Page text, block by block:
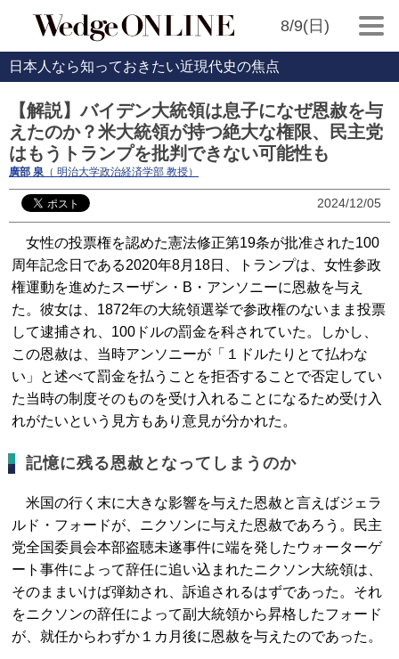
8/9(日)
日本人なら知っておきたい近現代史の焦点
【解説】バイデン大統領は息子になぜ恩赦を与
えたのか？米大統領が持つ絶大な権限、民主党
はもうトランプを批判できない可能性も
廣部 泉 （ 明治大学政治経済学部 教授）
2024/12/05
女性の投票権を認めた憲法修正第19条が批准された100
周年記念日である2020年8月18日、トランプは、女性参政
権運動を進めたスーザン・B・アンソニーに恩赦を与え
た。彼女は、1872年の大統領選挙で参政権のないまま投票
して逮捕され、100ドルの罰金を科されていた。しかし、
この恩赦は、当時アンソニーが「１ドルたりとて払わな
い」と述べて罰金を払うことを拒否することで否定してい
た当時の制度そのものを受け入れることになるため受け入
れがたいという見方もあり意見が分かれた。
記憶に残る恩赦となってしまうのか
米国の行く末に大きな影響を与えた恩赦と言えばジェラ
ルド・フォードが、ニクソンに与えた恩赦であろう。民主
党全国委員会本部盗聴未遂事件に端を発したウォーターゲ
ート事件によって辞任に追い込まれたニクソン大統領は、
そのままいけば弾劾され、訴追されるはずであった。それ
をニクソンの辞任によって副大統領から昇格したフォード
が、就任からわずか１カ月後に恩赦を与えたのであった。